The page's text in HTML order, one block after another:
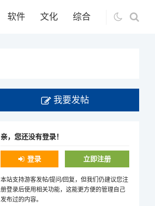
软件 文化 综合
我要发帖
亲，您还没有登录！
登录 立即注册
本站支持游客发帖/提问/回复，但我们仍建议您注
册登录后使用相关功能，这能更方便的管理自己
发布过的内容。